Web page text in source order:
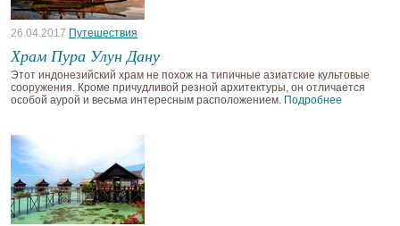
26.04.2017 Путешествия
Храм Пура Улун Дану
Этот индонезийский храм не похож на типичные азиатские культовые
сооружения. Кроме причудливой резной архитектуры, он отличается
особой аурой и весьма интересным расположением. Подробнее